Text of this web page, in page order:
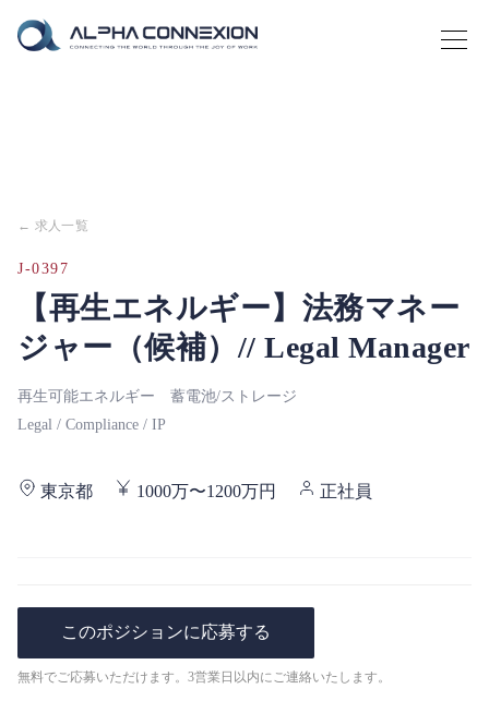
← 求人一覧
J-0397
【再生エネルギー】法務マネー
ジャー（候補）// Legal Manager
再生可能エネルギー 蓄電池/ストレージ
Legal / Compliance / IP
東京都 1000万〜1200万円 正社員
このポジションに応募する
無料でご応募いただけます。3営業日以内にご連絡いたします。